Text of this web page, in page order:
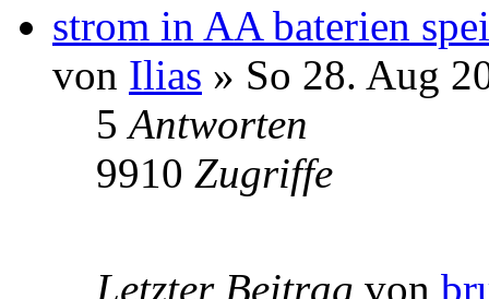
strom in AA baterien
von Ilias » So 28. Aug
5Antworten
9910 Zugriffe
Letzter Beitrag von